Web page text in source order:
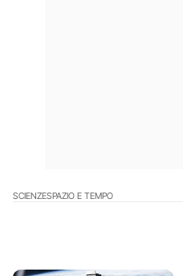
SCIENZESPAZIO E TEMPO